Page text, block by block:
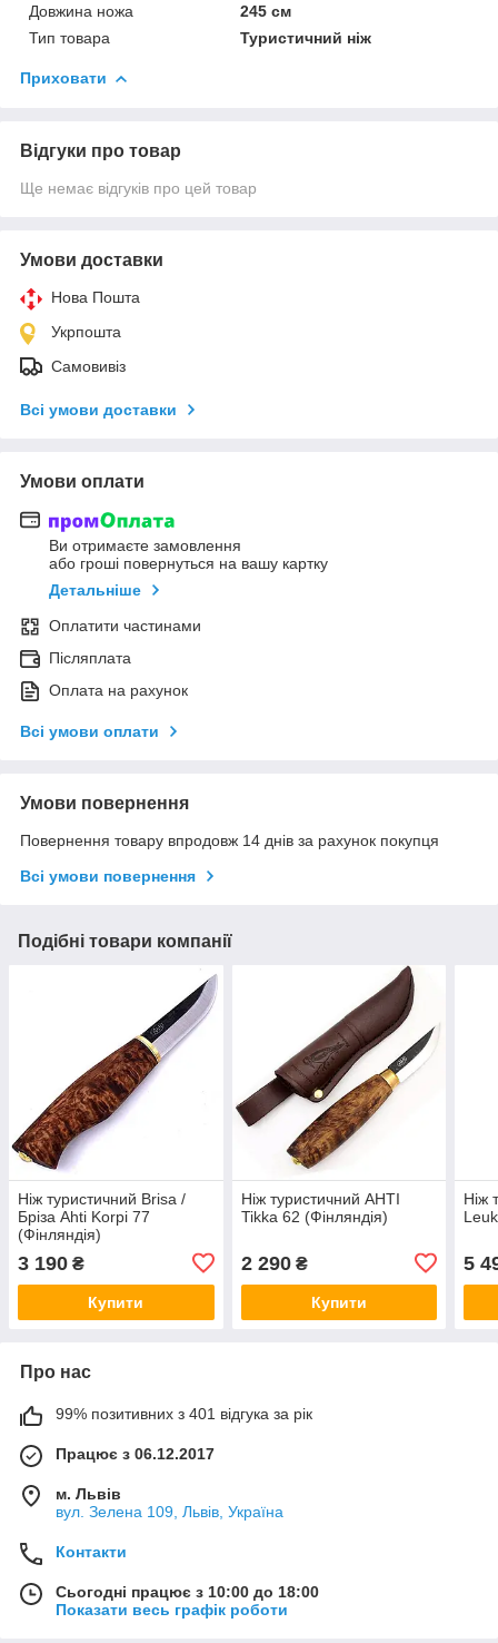
Довжина ножа
245 см
Тип товара
Туристичний ніж
Приховати
Відгуки про товар
Ще немає відгуків про цей товар
Умови доставки
Нова Пошта
Укрпошта
Самовивіз
Всі умови доставки
Умови оплати
Ви отримаєте замовлення
або гроші повернуться на вашу картку
Детальніше
Оплатити частинами
Післяплата
Оплата на рахунок
Всі умови оплати
Умови повернення
Повернення товару впродовж 14 днів за рахунок покупця
Всі умови повернення
Подібні товари компанії
Ніж туристичний Brisa /
Бріза Ahti Korpi 77
(Фінляндія)
3 190 ₴
Купити
Ніж туристичний AHTI
Tikka 62 (Фінляндія)
2 290₴
Купити
Ніж
5
Про нас
99% позитивних з 401 відгука за рік
Працює з 06.12.2017
м. Львів
вул. Зелена 109, Львів, Україна
Контакти
Сьогодні працює з 10:00 до 18:00
Показати весь графік роботи